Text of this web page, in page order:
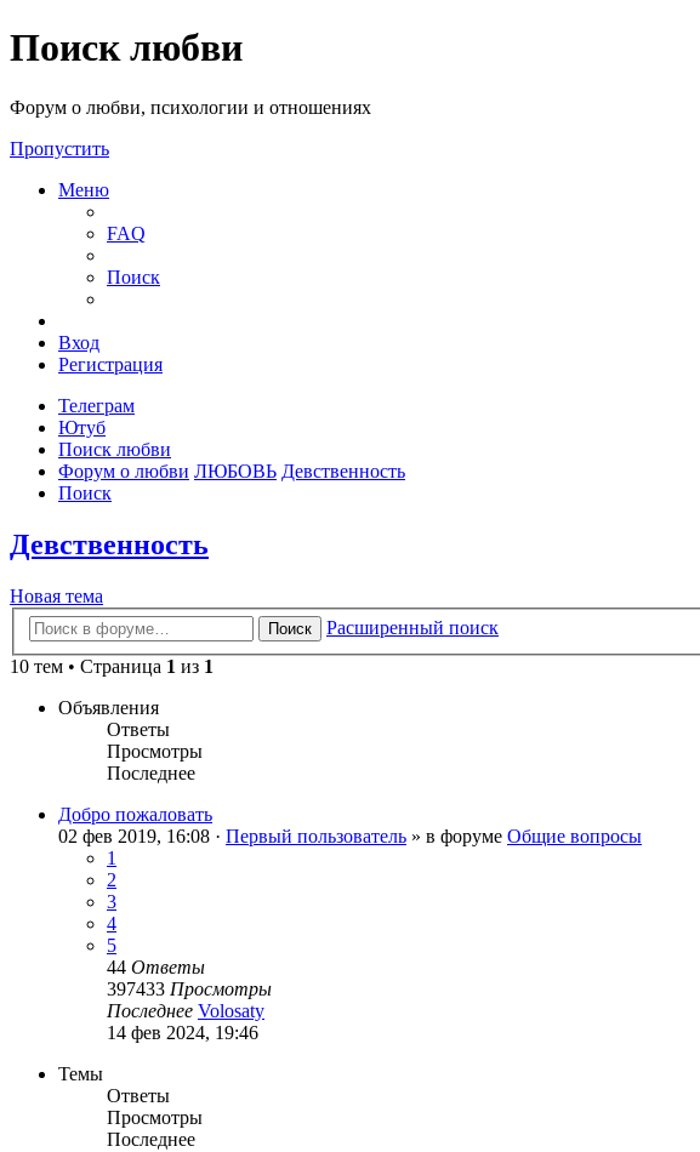
Поиск любви
Форум о любви, психологии и отношениях
Пропустить
Меню
FAQ
Поиск
Вход
Регистрация
Телеграм
Ютуб
Поиск любви
Форум о любви ЛЮБОВЬ Девственность
Поиск
Девственность
Новая тема
Поиск
Расширенный поиск
10 тем • Страница 1 из 1
Объявления
Ответы
Просмотры
Последнее
Добро пожаловать
02 фев 2019, 16:08 · Первый пользователь » в форуме Общие вопросы
1
2
3
4
5
44 Ответы
397433 Просмотры
Последнее Volosaty
14 фев 2024, 19:46
Темы
Ответы
Просмотры
Последнее